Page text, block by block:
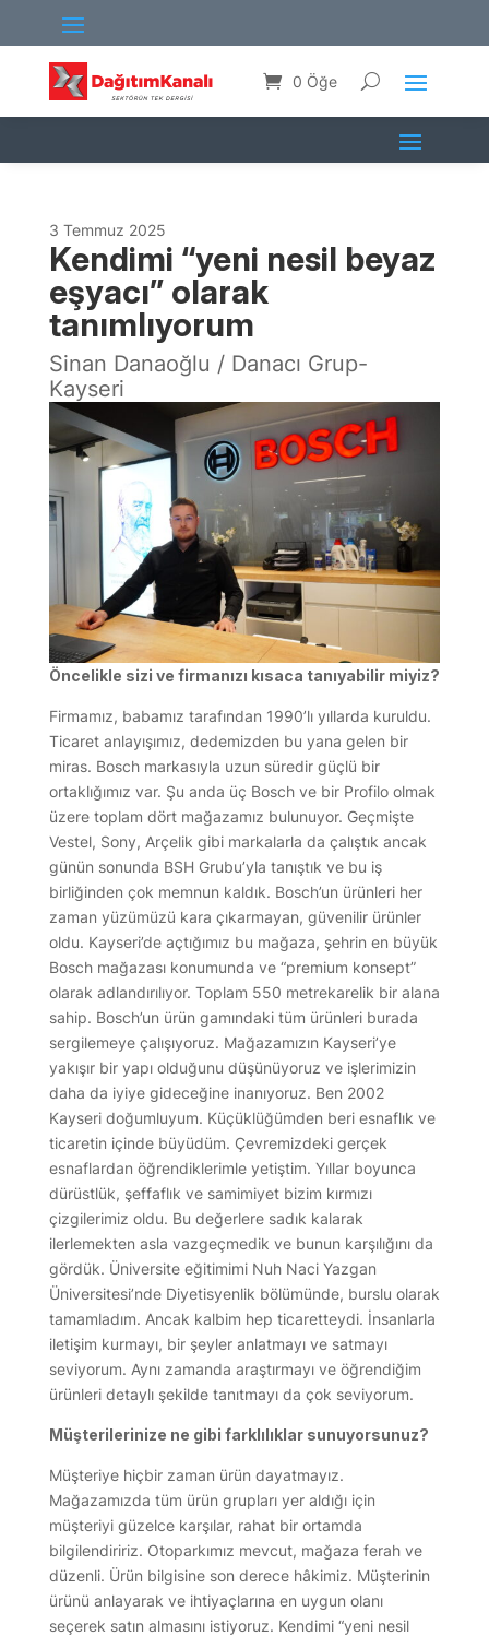
0 Öğe
3 Temmuz 2025
Kendimi “yeni nesil beyaz
eşyacı” olarak
tanımlıyorum
Sinan Danaoğlu / Danacı Grup-
Kayseri
Öncelikle sizi ve firmanızı kısaca tanıyabilir miyiz?
Firmamız, babamız tarafından 1990’lı yıllarda kuruldu.
Ticaret anlayışımız, dedemizden bu yana gelen bir
miras. Bosch markasıyla uzun süredir güçlü bir
ortaklığımız var. Şu anda üç Bosch ve bir Profilo olmak
üzere toplam dört mağazamız bulunuyor. Geçmişte
Vestel, Sony, Arçelik gibi markalarla da çalıştık ancak
günün sonunda BSH Grubu’yla tanıştık ve bu iş
birliğinden çok memnun kaldık. Bosch’un ürünleri her
zaman yüzümüzü kara çıkarmayan, güvenilir ürünler
oldu. Kayseri’de açtığımız bu mağaza, şehrin en büyük
Bosch mağazası konumunda ve “premium konsept”
olarak adlandırılıyor. Toplam 550 metrekarelik bir alana
sahip. Bosch’un ürün gamındaki tüm ürünleri burada
sergilemeye çalışıyoruz. Mağazamızın Kayseri’ye
yakışır bir yapı olduğunu düşünüyoruz ve işlerimizin
daha da iyiye gideceğine inanıyoruz. Ben 2002
Kayseri doğumluyum. Küçüklüğümden beri esnaflık ve
ticaretin içinde büyüdüm. Çevremizdeki gerçek
esnaflardan öğrendiklerimle yetiştim. Yıllar boyunca
dürüstlük, şeffaflık ve samimiyet bizim kırmızı
çizgilerimiz oldu. Bu değerlere sadık kalarak
ilerlemekten asla vazgeçmedik ve bunun karşılığını da
gördük. Üniversite eğitimimi Nuh Naci Yazgan
Üniversitesi’nde Diyetisyenlik bölümünde, burslu olarak
tamamladım. Ancak kalbim hep ticaretteydi. İnsanlarla
iletişim kurmayı, bir şeyler anlatmayı ve satmayı
seviyorum. Aynı zamanda araştırmayı ve öğrendiğim
ürünleri detaylı şekilde tanıtmayı da çok seviyorum.
Müşterilerinize ne gibi farklılıklar sunuyorsunuz?
Müşteriye hiçbir zaman ürün dayatmayız.
Mağazamızda tüm ürün grupları yer aldığı için
müşteriyi güzelce karşılar, rahat bir ortamda
bilgilendiririz. Otoparkımız mevcut, mağaza ferah ve
düzenli. Ürün bilgisine son derece hâkimiz. Müşterinin
ürünü anlayarak ve ihtiyaçlarına en uygun olanı
seçerek satın almasını istiyoruz. Kendimi “yeni nesil